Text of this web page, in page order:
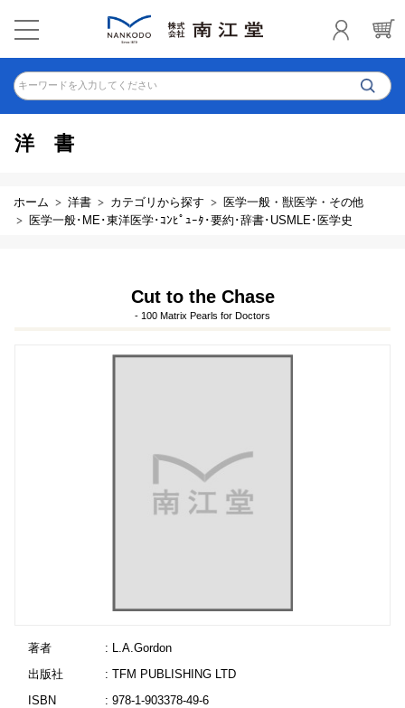
キーワードを入力してください
洋書
ホーム 洋書 カテゴリから探す
医学一般・獣医学・その他
医学一般･ME･東洋医学･ｺﾝﾋﾟｭｰﾀ･要約･辞書･USMLE･医学史
Cut to the Chase
- 100 Matrix Pearls for Doctors
著者
: L.A.Gordon
出版社
: TFM PUBLISHING LTD
ISBN
: 978-1-903378-49-6